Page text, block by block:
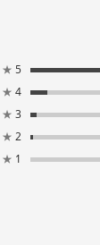
★ 5
★ 4
★ 3
★ 2
★ 1